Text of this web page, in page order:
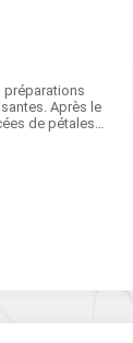
préparations
Après le
de pétales
10